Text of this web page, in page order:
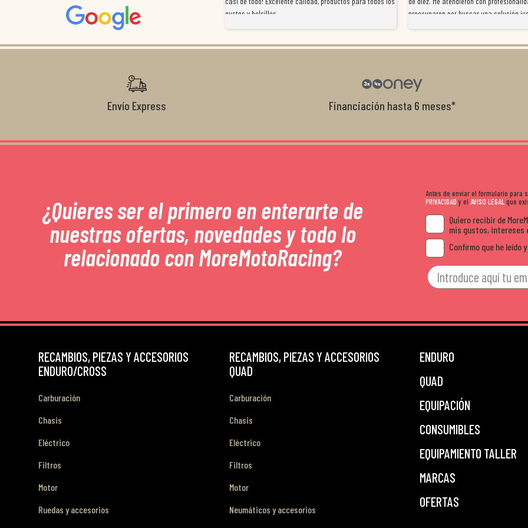
magnífico gestor... atento, amable, un servicio de 10.
Gracias de nuevo por todo!
gustos y bolsillos
preocuparon por buscar una solución
con el cliente, y me ofrecieron unas
Envío Express Financiación hasta 6 meses*
¿Quieres ser el primero en enterarte de
nuestras ofertas, novedades y todo lo
relacionado con MoreMotoRacing?
Antes de enviar el formulario para
PRIVACIDADy el AVISO LEGALque
Quiero recibir de
mis gustos, intereses
Confirmo que he leído
RECAMBIOS, PIEZAS Y ACCESORIOS
ENDURO/CROSS
Carburación
Chasis
Eléctrico
Filtros
Motor
Ruedas y accesorios
RECAMBIOS, PIEZAS Y ACCESORIOS
QUAD
Carburación
Chasis
Eléctrico
Filtros
Motor
Neumáticos y accesorios
ENDURO
QUAD
EQUIPACIÓN
CONSUMIBLES
EQUIPAMIENTO TALLER
MARCAS
OFERTAS